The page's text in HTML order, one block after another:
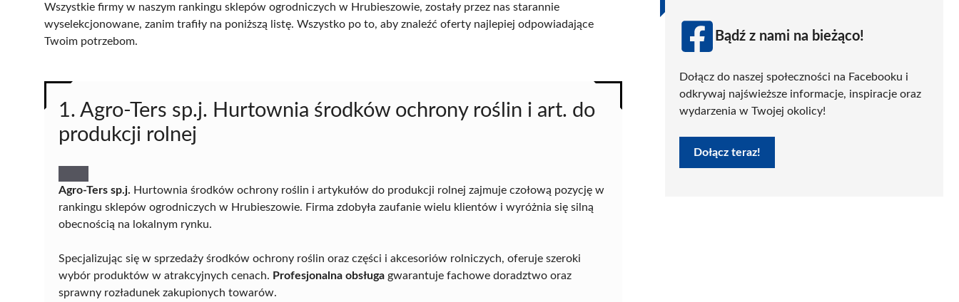
Wszystkie firmy w naszym rankingu sklepów ogrodniczych w Hrubieszowie, zostały przez nas starannie
wyselekcjonowane, zanim trafiły na poniższą listę. Wszystko po to, aby znaleźć oferty najlepiej odpowiadające
Twoim potrzebom.
1. Agro-Ters sp.j. Hurtownia środków ochrony roślin i art. do
produkcji rolnej
Agro-Ters sp.j. Hurtownia środków ochrony roślin i artykułów do produkcji rolnej zajmuje czołową pozycję w
rankingu sklepów ogrodniczych w Hrubieszowie. Firma zdobyła zaufanie wielu klientów i wyróżnia się silną
obecnością na lokalnym rynku.
Specjalizując się w sprzedaży środków ochrony roślin oraz części i akcesoriów rolniczych, oferuje szeroki
wybór produktów w atrakcyjnych cenach. Profesjonalna obsługa gwarantuje fachowe doradztwo oraz
sprawny rozładunek zakupionych towarów.
Bądź z nami na bieżąco!
Dołącz do naszej społeczności na Facebooku i
odkrywaj najświeższe informacje, inspiracje oraz
wydarzenia w Twojej okolicy!
Dołącz teraz!